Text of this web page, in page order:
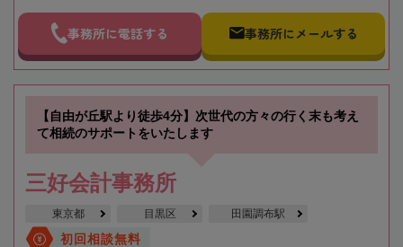
事務所に電話する 事務所にメールする
【自由が丘駅より徒歩4分】次世代の方々の行く末も考え
て相続のサポートをいたします
三好会計事務所
東京都 目黒区 田園調布駅
初回相談無料